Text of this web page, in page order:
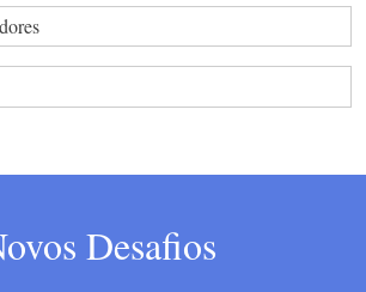
Desafios